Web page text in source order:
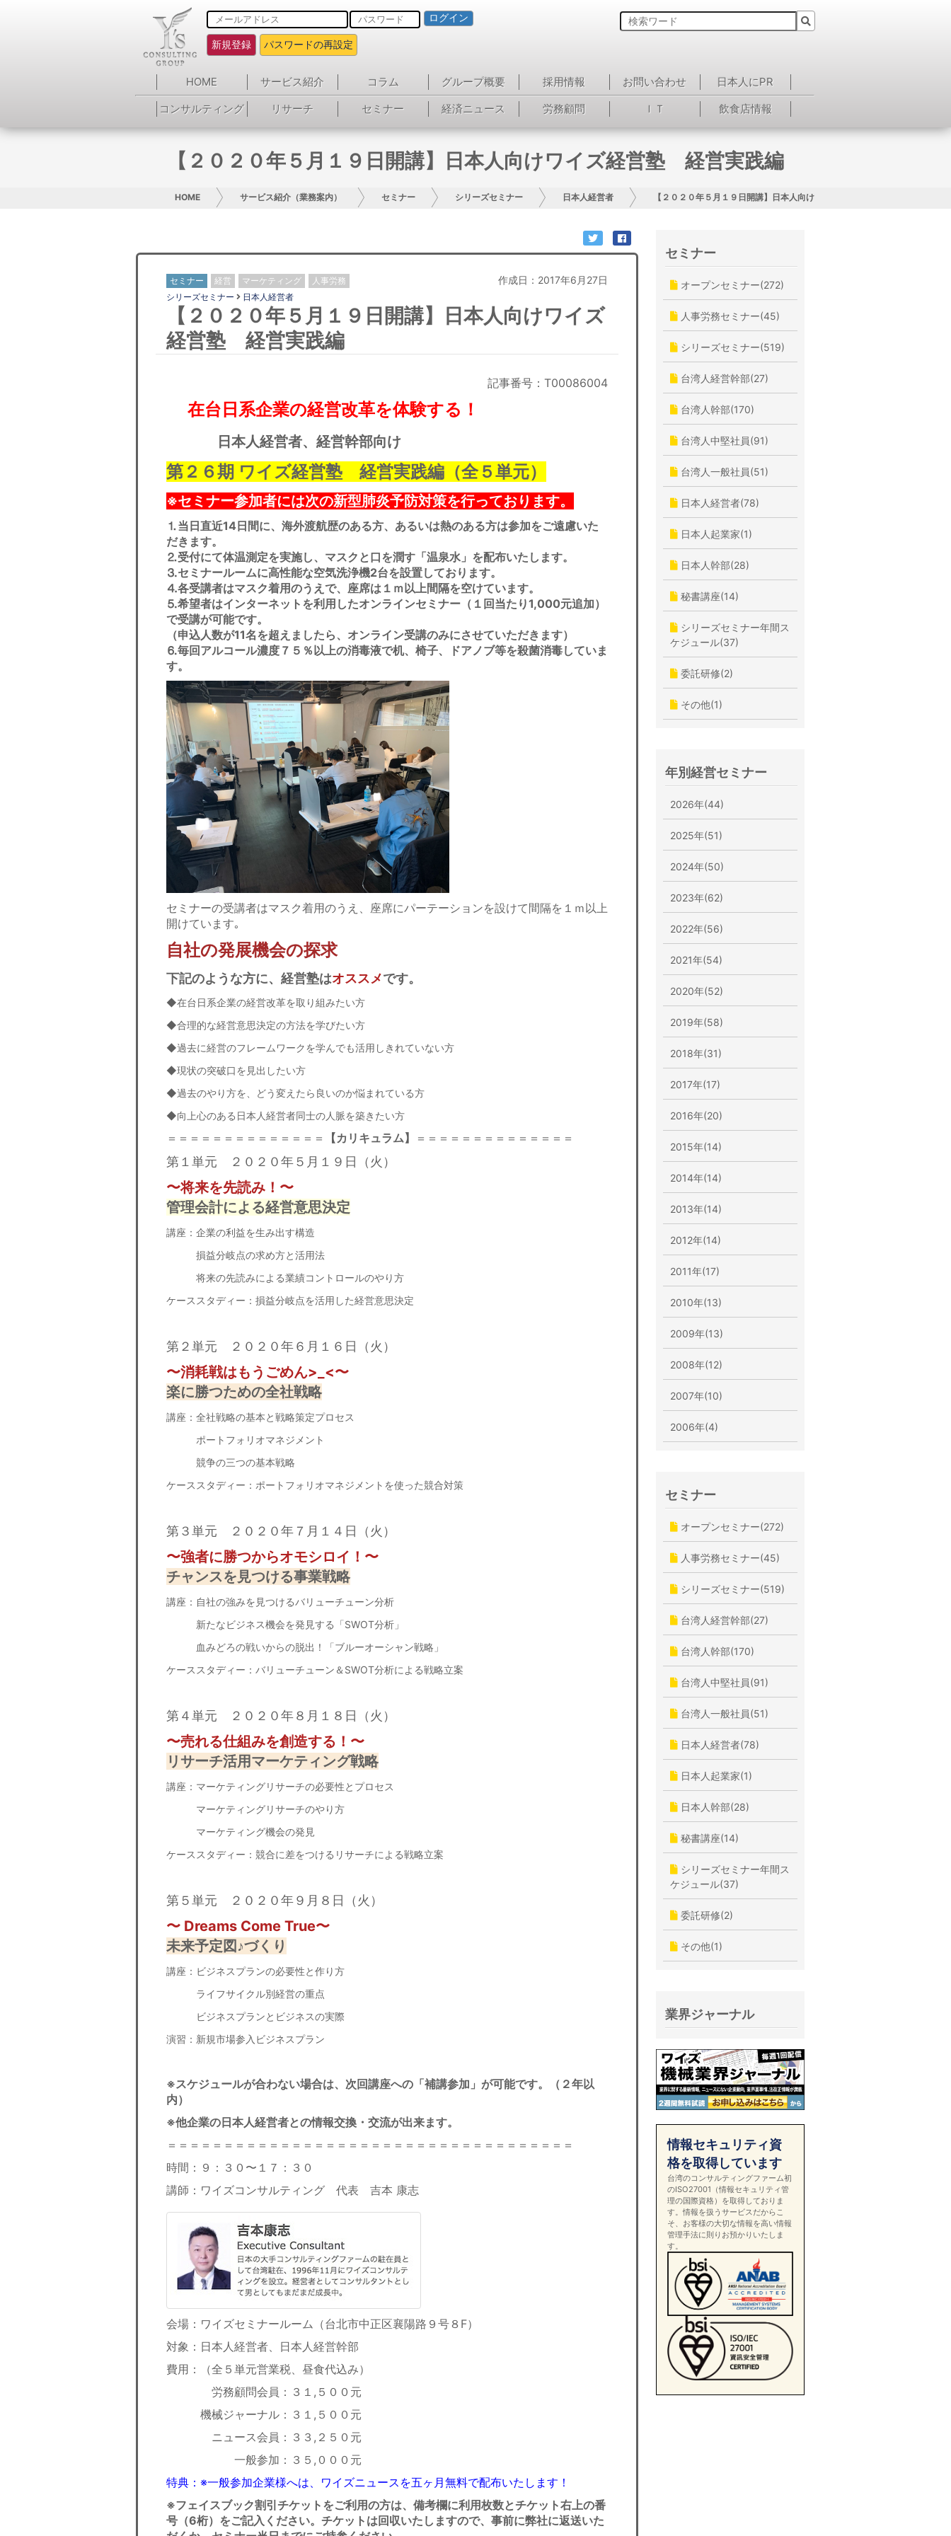
ログイン
新規登録 パスワードの再設定
HOME サービス紹介 コラム グループ概要 採用情報 お問い合わせ
日本人にPR
コンサルティング
リサーチ セミナー 経済ニュース 労務顧問 ＩＴ 飲食店情報
【２０２０年５月１９日開講】日本人向けワイズ経営塾 経営実践編
HOME サービス紹介（業務案内） セミナー シリーズセミナー 日本人経営者 【２０２０年５月１９日開講】日本人向けワイズ経営塾 経営実践編
セミナー 経営 マーケティング 人事労務 作成日：2017年6月27日
シリーズセミナー 日本人経営者
【２０２０年５月１９日開講】日本人向けワイズ
経営塾 経営実践編
記事番号：T00086004
在台日系企業の経営改革を体験する！
日本人経営者、経営幹部向け
第２６期 ワイズ経営塾 経営実践編（全５単元）
※セミナー参加者には次の新型肺炎予防対策を行っております。
⒈当日直近14日間に、海外渡航歴のある方、あるいは熱のある方は参加をご遠慮いた
だきます。
⒉受付にて体温測定を実施し、マスクと口を潤す「温泉水」を配布いたします。
⒊セミナールームに高性能な空気洗浄機2台を設置しております。
⒋各受講者はマスク着用のうえで、座席は１ｍ以上間隔を空けています。
⒌希望者はインターネットを利用したオンラインセミナー（１回当たり1,000元追加）
で受講が可能です。
（申込人数が11名を超えましたら、オンライン受講のみにさせていただきます）
⒍毎回アルコール濃度７５％以上の消毒液で机、椅子、ドアノブ等を殺菌消毒していま
す。
セミナーの受講者はマスク着用のうえ、座席にパーテーションを設けて間隔を１ｍ以上
開けています｡
自社の発展機会の探求
下記のような方に、経営塾はオススメです。
◆在台日系企業の経営改革を取り組みたい方
◆合理的な経営意思決定の方法を学びたい方
◆過去に経営のフレームワークを学んでも活用しきれていない方
◆現状の突破口を見出したい方
◆過去のやり方を、どう変えたら良いのか悩まれている方
◆向上心のある日本人経営者同士の人脈を築きたい方
＝＝＝＝＝＝＝＝＝＝＝＝＝＝ 【カリキュラム】 ＝＝＝＝＝＝＝＝＝＝＝＝＝＝
第１単元 ２０２０年５月１９日（火）
〜将来を先読み！〜
管理会計による経営意思決定
講座：企業の利益を生み出す構造
損益分岐点の求め方と活用法
将来の先読みによる業績コントロールのやり方
ケーススタディー：損益分岐点を活用した経営意思決定
第２単元 ２０２０年６月１６日（火）
〜消耗戦はもうごめん>_<〜
楽に勝つための全社戦略
講座：全社戦略の基本と戦略策定プロセス
ポートフォリオマネジメント
競争の三つの基本戦略
ケーススタディー：ポートフォリオマネジメントを使った競合対策
第３単元 ２０２０年７月１４日（火）
〜強者に勝つからオモシロイ！〜
チャンスを見つける事業戦略
講座：自社の強みを見つけるバリューチューン分析
新たなビジネス機会を発見する「SWOT分析」
血みどろの戦いからの脱出！「ブルーオーシャン戦略」
ケーススタディー：バリューチューン＆SWOT分析による戦略立案
第４単元 ２０２０年８月１８日（火）
〜売れる仕組みを創造する！〜
リサーチ活用マーケティング戦略
講座：マーケティングリサーチの必要性とプロセス
マーケティングリサーチのやり方
マーケティング機会の発見
ケーススタディー：競合に差をつけるリサーチによる戦略立案
第５単元 ２０２０年９月８日（火）
〜 Dreams Come True〜
未来予定図♪づくり
講座：ビジネスプランの必要性と作り方
ライフサイクル別経営の重点
ビジネスプランとビジネスの実際
演習：新規市場参入ビジネスプラン
※スケジュールが合わない場合は、次回講座への「補講参加」が可能です。（２年以
内）
※他企業の日本人経営者との情報交換・交流が出来ます。
＝＝＝＝＝＝＝＝＝＝＝＝＝＝＝＝＝＝＝＝＝＝＝＝＝＝＝＝＝＝＝＝＝＝＝＝
時間：９：３０〜１７：３０
講師：ワイズコンサルティング 代表 吉本 康志
会場：ワイズセミナールーム（台北市中正区襄陽路９号８F）
対象：日本人経営者、日本人経営幹部
費用：（全５単元営業税、昼食代込み）
労務顧問会員：３１,５００元
機械ジャーナル：３１,５００元
ニュース会員：３３,２５０元
一般参加：３５,０００元
特典：※一般参加企業様へは、ワイズニュースを五ヶ月無料で配布いたします！
※フェイスブック割引チケットをご利用の方は、備考欄に利用枚数とチケット右上の番
号（6桁）をご記入ください。チケットは回収いたしますので、事前に弊社に返送いた
セミナー
オープンセミナー(272)
人事労務セミナー(45)
シリーズセミナー(519)
台湾人経営幹部(27)
台湾人幹部(170)
台湾人中堅社員(91)
台湾人一般社員(51)
日本人経営者(78)
日本人起業家(1)
日本人幹部(28)
秘書講座(14)
シリーズセミナー年間ス
ケジュール(37)
委託研修(2)
その他(1)
年別経営セミナー
2026年(44)
2025年(51)
2024年(50)
2023年(62)
2022年(56)
2021年(54)
2020年(52)
2019年(58)
2018年(31)
2017年(17)
2016年(20)
2015年(14)
2014年(14)
2013年(14)
2012年(14)
2011年(17)
2010年(13)
2009年(13)
2008年(12)
2007年(10)
2006年(4)
セミナー
オープンセミナー(272)
人事労務セミナー(45)
シリーズセミナー(519)
台湾人経営幹部(27)
台湾人幹部(170)
台湾人中堅社員(91)
台湾人一般社員(51)
日本人経営者(78)
日本人起業家(1)
日本人幹部(28)
秘書講座(14)
シリーズセミナー年間ス
ケジュール(37)
委託研修(2)
その他(1)
業界ジャーナル
情報セキュリティ資
格を取得しています
台湾のコンサルティングファーム初
のISO27001（情報セキュリティ管
理の国際資格）を取得しておりま
す。情報を扱うサービスだからこ
そ、お客様の大切な情報を高い情報
管理手法に則りお預かりいたしま
す。